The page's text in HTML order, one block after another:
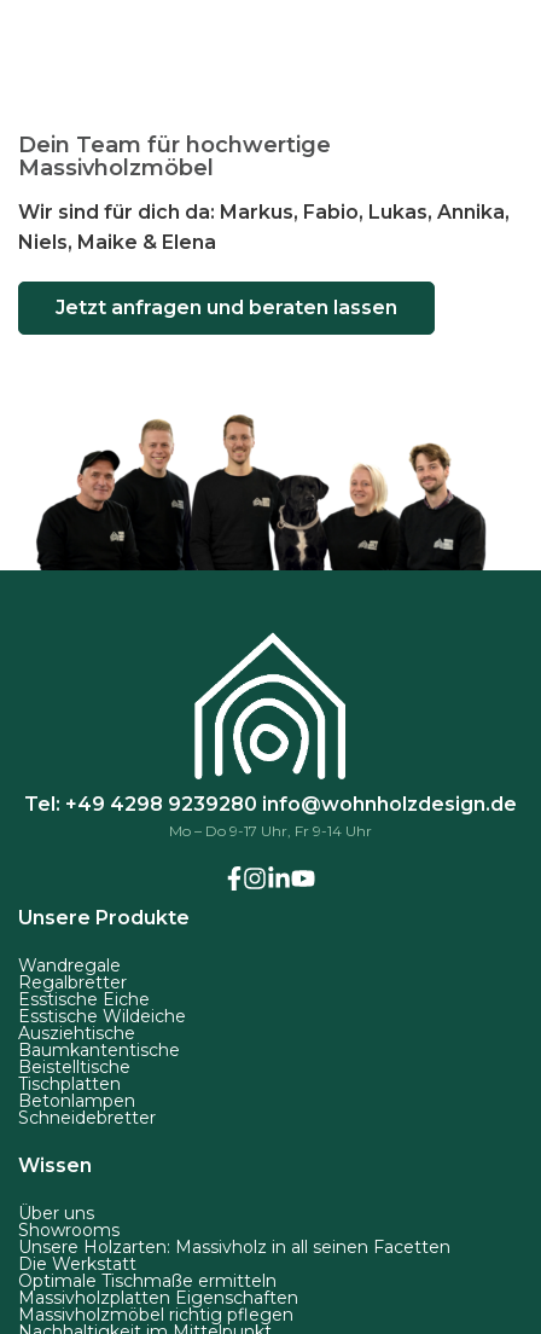
Dein Team für hochwertige
Massivholzmöbel
Wir sind für dich da: Markus, Fabio, Lukas, Annika,
Niels, Maike & Elena
Jetzt anfragen und beraten lassen
Tel: +49 4298 9239280 info@wohnholzdesign.de
Mo – Do 9-17 Uhr, Fr 9-14 Uhr
Unsere Produkte
Wandregale
Regalbretter
Esstische Eiche
Esstische Wildeiche
Ausziehtische
Baumkantentische
Beistelltische
Tischplatten
Betonlampen
Schneidebretter
Wissen
Über uns
Showrooms
Unsere Holzarten: Massivholz in all seinen Facetten
Die Werkstatt
Optimale Tischmaße ermitteln
Massivholzplatten Eigenschaften
Massivholzmöbel richtig pflegen